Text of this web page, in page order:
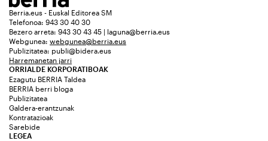
Berria.eus - Euskal Editorea SM
Telefonoa: 943 30 40 30
Bezero arreta: 943 30 43 45 | laguna@berria.eus
Webgunea: webgunea@berria.eus
Publizitatea: publi@bidera.eus
Harremanetan jarri
ORRIALDE KORPORATIBOAK
Ezagutu BERRIA Taldea
BERRIA berri bloga
Publizitatea
Galdera-erantzunak
Kontratazioak
Sarebide
LEGEA